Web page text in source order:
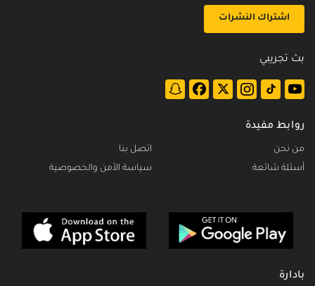
اشتراك النشرات
بث تجريبي
روابط مفيدة
من نحن
أسئلة شائعة
اتصل بنا
سياسة الأمن والخصوصية
بادارة